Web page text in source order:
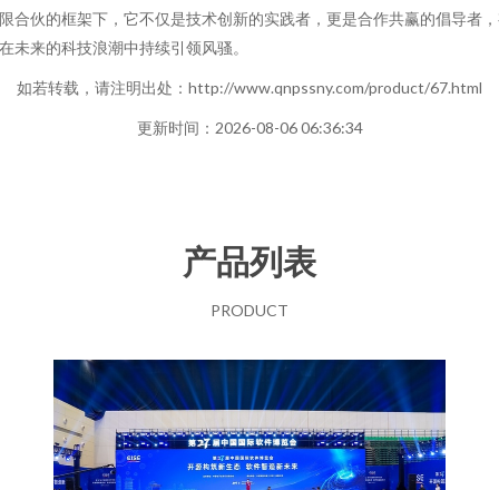
合伙的框架下，它不仅是技术创新的实践者，更是合作共赢的倡导者
未来的科技浪潮中持续引领风骚。
如若转载，请注明出处：http://www.qnpssny.com/product/67.html
更新时间：2026-08-06 06:36:34
产品列表
PRODUCT